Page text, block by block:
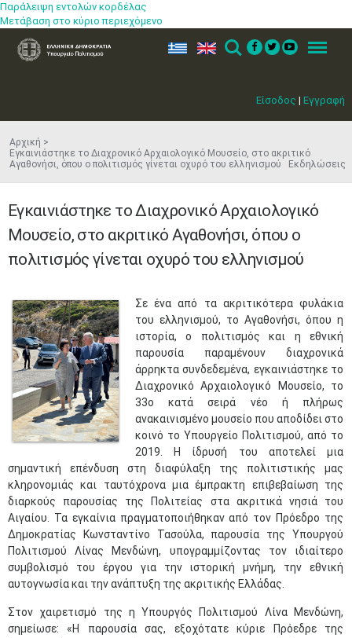
Παράλειψη εντολών κορδέλας
Μετάβαση στο κύριο περιεχόμενο
Είσοδος | Εγγραφή
ελ en Search Menu
Αρχική
Εγκαινιάστηκε το Διαχρονικό Αρχαιολογικό Μουσείο, στο ακριτικό
Αγαθονήσι, όπου ο πολιτισμός γίνεται οχυρό του ελληνισμού Εκδηλώσεις
Εγκαινιάστηκε το Διαχρονικό Αρχαιολογικό
Μουσείο, στο ακριτικό Αγαθονήσι, όπου ο
πολιτισμός γίνεται οχυρό του ελληνισμού
Σε ένα από τα ακριτικότερα φυλάκια
του ελληνισμού, το Αγαθονήσι, όπου η
ιστορία, ο πολιτισμός και η εθνική
παρουσία παραμένουν διαχρονικά
άρρηκτα συνδεδεμένα, εγκαινιάστηκε το
Διαχρονικό Αρχαιολογικό Μουσείο, το
33ο κατά σειρά νέο ή πλήρως
ανακαινισμένο μουσείο που αποδίδει στο
κοινό το Υπουργείο Πολιτισμού, από το
2019. Η ίδρυσή του αποτελεί μια
σημαντική επένδυση στη διαφύλαξη της πολιτιστικής μας
κληρονομιάς και ταυτόχρονα μια έμπρακτη επιβεβαίωση της
διαρκούς παρουσίας της Πολιτείας στα ακριτικά νησιά του
Αιγαίου. Τα εγκαίνια πραγματοποιήθηκαν από τον Πρόεδρο της
Δημοκρατίας Κωνσταντίνο Τασούλα, παρουσία της Υπουργού
Πολιτισμού Λίνας Μενδώνη, υπογραμμίζοντας τον ιδιαίτερο
συμβολισμό του έργου για την ιστορική μνήμη, την εθνική
αυτογνωσία και την ανάπτυξη της ακριτικής Ελλάδας.
Στον χαιρετισμό της η Υπουργός Πολιτισμού Λίνα Μενδώνη,
σημείωσε: «Η παρουσία σας, εξοχότατε κύριε Πρόεδρε της